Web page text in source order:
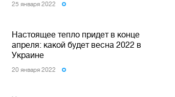
25 января 2022
Настоящее тепло придет в конце
апреля: какой будет весна 2022 в
Украине
20 января 2022